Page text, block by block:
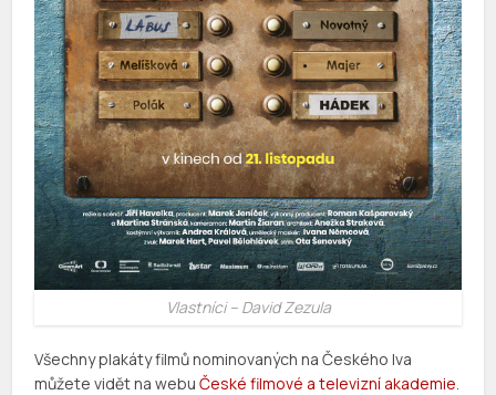
Vlastníci – David Zezula
Všechny plakáty filmů nominovaných na Českého lva
můžete vidět na webuČeské filmové a televizní akademie